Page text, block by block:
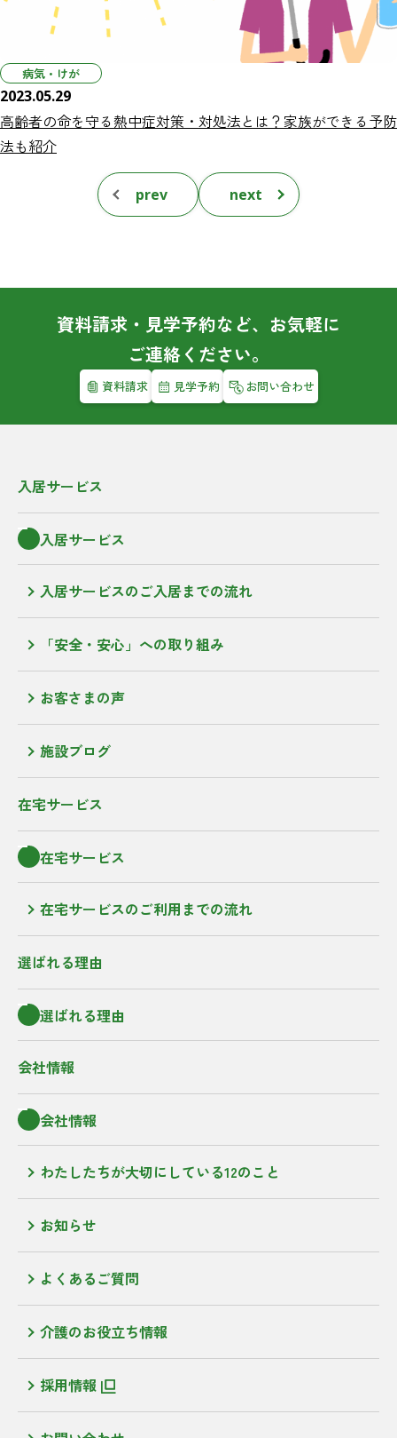
病気・けが
2023.05.29
高齢者の命を守る熱中症対策・対処法とは？家族ができる予防
法も紹介
prev next
資料請求・見学予約など、お気軽に
ご連絡ください。
資料請求 見学予約 お問い合わせ
入居サービス
入居サービス
入居サービスのご入居までの流れ
「安全・安心」への取り組み
お客さまの声
施設ブログ
在宅サービス
在宅サービス
在宅サービスのご利用までの流れ
選ばれる理由
選ばれる理由
会社情報
会社情報
わたしたちが大切にしている12のこと
お知らせ
よくあるご質問
介護のお役立ち情報
採用情報